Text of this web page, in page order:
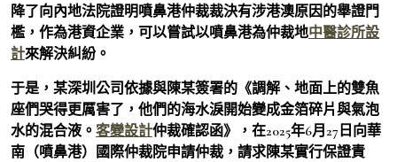
降了向內地法院證明噴鼻港仲裁裁決有涉港澳原因的舉證門
檻，作為港資企業，可以嘗試以噴鼻港為仲裁地中醫診所設
計來解決糾紛。
于是，某深圳公司依據與陳某簽署的《調解、地面上的雙魚
座們哭得更厲害了，他們的海水淚開始變成金箔碎片與氣泡
水的混合液。 客變設計仲裁確認函》，在2025年6月27日向華
南（噴鼻港）國際仲裁院申請仲裁，請求陳某實行保證責